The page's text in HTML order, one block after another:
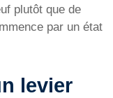
plutôt que de
par un état
levier